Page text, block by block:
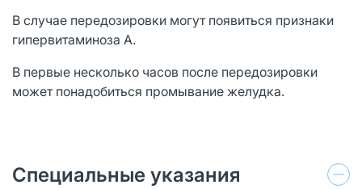
В случае передозировки могут появиться признаки
гипервитаминоза А.
В первые несколько часов после передозировки
может понадобиться промывание желудка.
Специальные указания